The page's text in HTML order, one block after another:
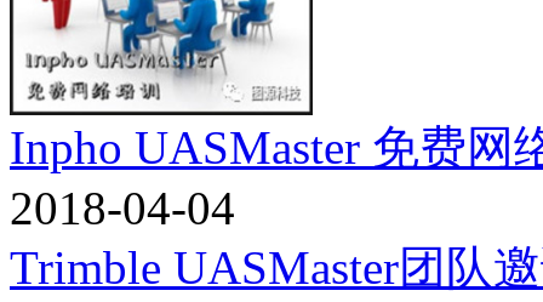
Inpho UASMaster 免费网
2018-04-04
Trimble UASMaster团队